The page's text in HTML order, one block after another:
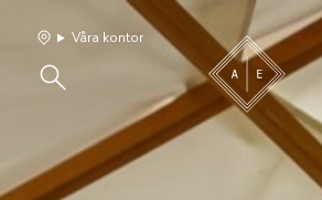
Våra hem
Våra kontor